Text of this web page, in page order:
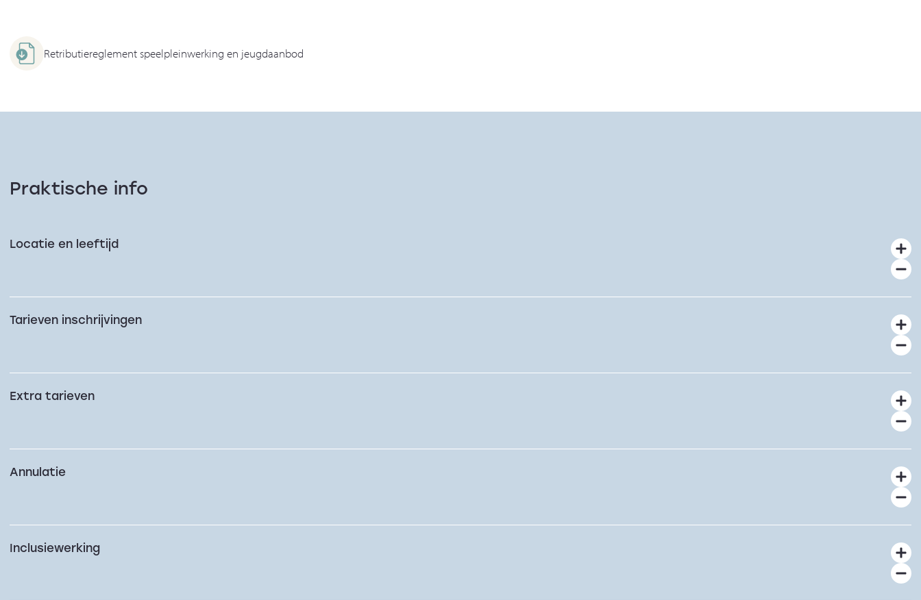
Retributiereglement speelpleinwerking en jeugdaanbod
Praktische info
Locatie en leeftijd
Tarieven inschrijvingen
Extra tarieven
Annulatie
Inclusiewerking